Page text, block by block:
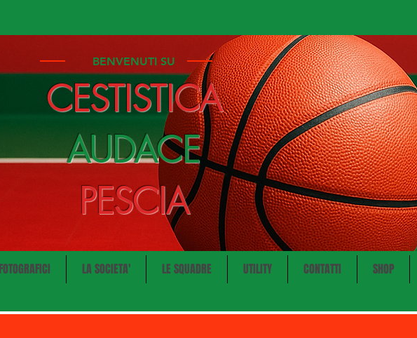
BENVENUTI SU
CESTISTICA
AUDACE
PESCIA
LA SOCIETA' LE SQUADRE UTILITY CONTATTI SHOP